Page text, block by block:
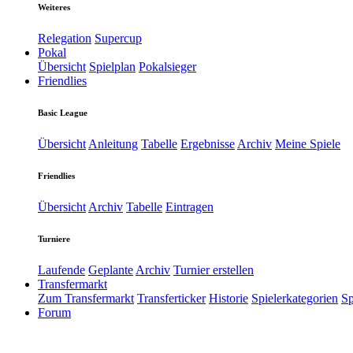
Weiteres
Relegation Supercup
Pokal
Übersicht Spielplan Pokalsieger
Friendlies
Basic League
Übersicht Anleitung Tabelle Ergebnisse Archiv Meine Spiele
Friendlies
Übersicht Archiv Tabelle Eintragen
Turniere
Laufende Geplante Archiv Turnier erstellen
Transfermarkt
Zum Transfermarkt Transferticker Historie Spielerkategorien
Forum